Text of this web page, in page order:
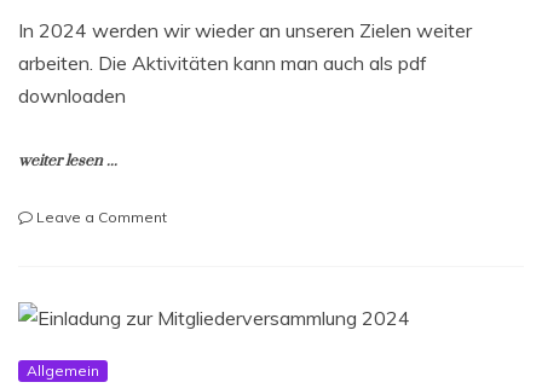
In 2024 werden wir wieder an unseren Zielen weiter
arbeiten. Die Aktivitäten kann man auch als pdf
downloaden
weiter lesen ...
Leave a Commenton
in
Allgemein